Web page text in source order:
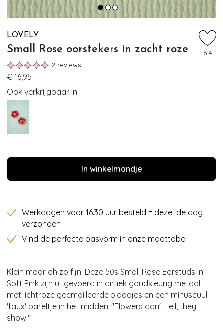
LOVELY
Small Rose oorstekers in zacht roze
614
2 reviews
€ 16,95
Ook verkrijgbaar in:
In winkelmandje
Werkdagen voor 16.30 uur besteld = dezelfde dag
verzonden
Vind de perfecte pasvorm in onze maattabel
Klein maar oh zo fijn! Deze 50s Small Rose Earstuds in
Soft Pink zijn uitgevoerd in antiek goudkleurig metaal
met lichtroze geëmailleerde blaadjes en een minuscuul
'faux' pareltje in het midden. ''Flowers don't tell, they
show!''